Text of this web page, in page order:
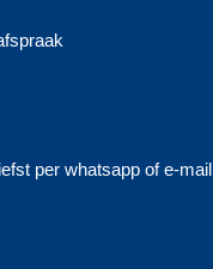
per whatsapp of e-mail